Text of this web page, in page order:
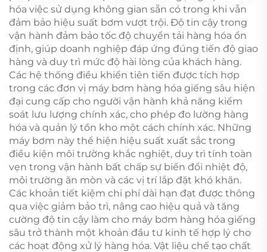
hóa việc sử dụng không gian sẵn có trong khi vẫn
đảm bảo hiệu suất bơm vượt trội. Độ tin cậy trong
vận hành đảm bảo tốc độ chuyển tải hàng hóa ổn
định, giúp doanh nghiệp đáp ứng đúng tiến độ giao
hàng và duy trì mức độ hài lòng của khách hàng.
Các hệ thống điều khiển tiên tiến được tích hợp
trong các đơn vị máy bơm hàng hóa giếng sâu hiện
đại cung cấp cho người vận hành khả năng kiểm
soát lưu lượng chính xác, cho phép đo lường hàng
hóa và quản lý tồn kho một cách chính xác. Những
máy bơm này thể hiện hiệu suất xuất sắc trong
điều kiện môi trường khắc nghiệt, duy trì tính toàn
vẹn trong vận hành bất chấp sự biến đổi nhiệt độ,
môi trường ăn mòn và các vị trí lắp đặt khó khăn.
Các khoản tiết kiệm chi phí dài hạn đạt được thông
qua việc giảm bảo trì, nâng cao hiệu quả và tăng
cường độ tin cậy làm cho máy bơm hàng hóa giếng
sâu trở thành một khoản đầu tư kinh tế hợp lý cho
các hoạt động xử lý hàng hóa. Vật liệu chế tạo chất